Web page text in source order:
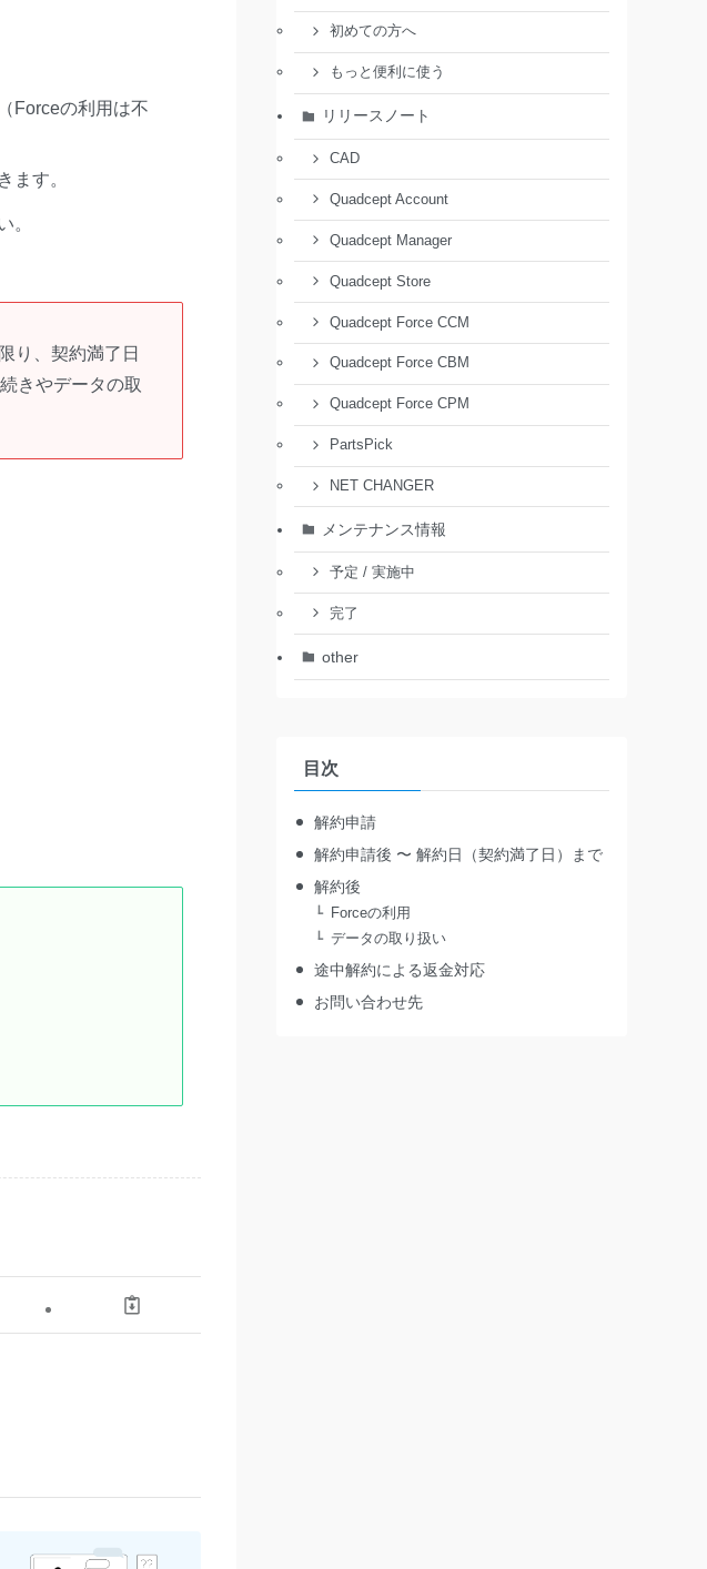
Forceの利用は不
ます。
。
り、契約満了日
きやデータの取
初めての方へ
もっと便利に使う
リリースノート
CAD
Quadcept Account
Quadcept Manager
Quadcept Store
Quadcept Force CCM
Quadcept Force CBM
Quadcept Force CPM
PartsPick
NET CHANGER
メンテナンス情報
予定 / 実施中
完了
other
目次
解約申請
解約申請後 〜 解約日（契約満了日）まで
解約後
Forceの利用
データの取り扱い
途中解約による返金対応
お問い合わせ先